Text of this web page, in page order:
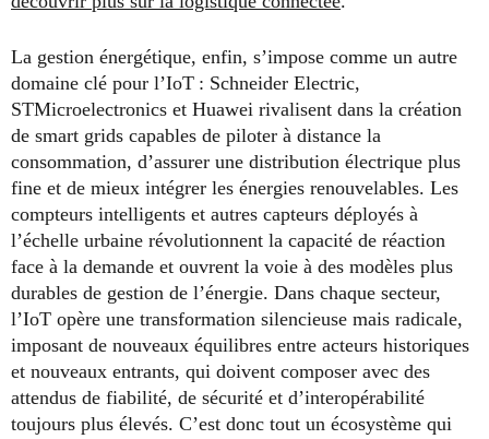
La gestion énergétique, enfin, s’impose comme un autre
domaine clé pour l’IoT : Schneider Electric,
STMicroelectronics et Huawei rivalisent dans la création
de smart grids capables de piloter à distance la
consommation, d’assurer une distribution électrique plus
fine et de mieux intégrer les énergies renouvelables. Les
compteurs intelligents et autres capteurs déployés à
l’échelle urbaine révolutionnent la capacité de réaction
face à la demande et ouvrent la voie à des modèles plus
durables de gestion de l’énergie. Dans chaque secteur,
l’IoT opère une transformation silencieuse mais radicale,
imposant de nouveaux équilibres entre acteurs historiques
et nouveaux entrants, qui doivent composer avec des
attendus de fiabilité, de sécurité et d’interopérabilité
toujours plus élevés. C’est donc tout un écosystème qui